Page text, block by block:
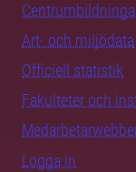
Art- och miljödata
Officiell statistik
Fakulteter och
Logga in